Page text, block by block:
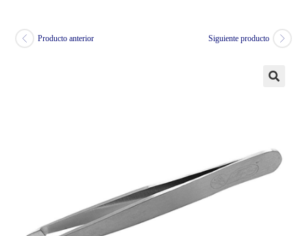
Producto anterior Siguiente producto